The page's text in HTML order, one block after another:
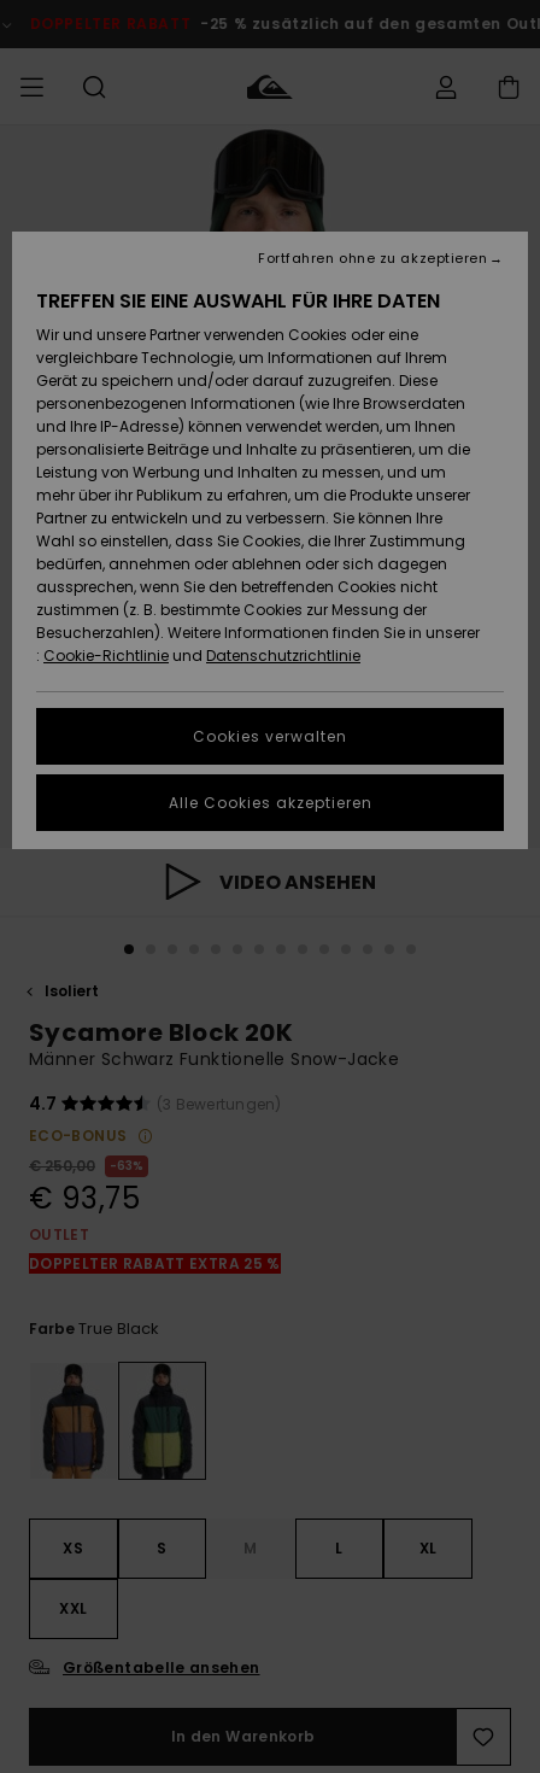
Produktinformation
RABATT -25 % zusätzlich auf den gesamten Outlet-
Kleidung
Accessoires
Schuhe&
Flip-Flops
Surf
Snow
Brandneu
Highlights
JUNGEN
Kleidung
Accessoires
Schuhe&
Flip-Flops
Surf
Snow
Brandneu
Highlights
FRAUEN
Shop
Brandneu
Highlights
Snow
SURF
Surf Shop
Männer
Kinder
Highlights
Community
SNOW
Snow Shop
Männer
Kinder
Snow Shop
Damen
Highlights
Community
DOPPELTER
RABATT
Outlet
Herren
KINDER
Outlet
Frauen
HILFE & KONTAKT
Auf meine
zugreifen
Versand
Retouren
Bezahlung
Geschenkkarte
Quiksilver
Freedom
Datenschutz
Starten Sie eine
Unterhaltung,
schnellste
Antwort auf Ihre
Frage zu
erhalten.
die häufigsten
Fragen sowie
unser
NACHHALTIGKEIT
WUNSCHLISTE
VIDEO ANSEHEN
Isoliert
Sycamore Block 20K
Männer Schwarz Funktionelle Snow-Jacke
4.7
(3 Bewertungen)
ECO-BONUS
€ 250,00
63%
€ 93,75
OUTLET
DOPPELTER RABATT EXTRA 25 %
FarbeTrue Black
XS S M L XL
XXL
Größentabelle ansehen
In den Warenkorb
TREFFEN SIE EINE AUSWAHL FÜR IHRE DATEN
Wir und unsere Partner verwenden Cookies oder eine
vergleichbare Technologie, um Informationen auf Ihrem
Gerät zu speichern und/oder darauf zuzugreifen. Diese
personenbezogenen Informationen (wie Ihre Browserdaten
und Ihre IP-Adresse) können verwendet werden, um Ihnen
personalisierte Beiträge und Inhalte zu präsentieren, um die
Leistung von Werbung und Inhalten zu messen, und um
mehr über ihr Publikum zu erfahren, um die Produkte unserer
Partner zu entwickeln und zu verbessern. Sie können Ihre
Wahl so einstellen, dass Sie Cookies, die Ihrer Zustimmung
bedürfen, annehmen oder ablehnen oder sich dagegen
aussprechen, wenn Sie den betreffenden Cookies nicht
zustimmen (z. B. bestimmte Cookies zur Messung der
Besucherzahlen). Weitere Informationen finden Sie in unserer
: Cookie-Richtlinie und Datenschutzrichtlinie
Cookies verwalten
Fortfahren ohne zu akzeptieren
Alle Cookies akzeptieren